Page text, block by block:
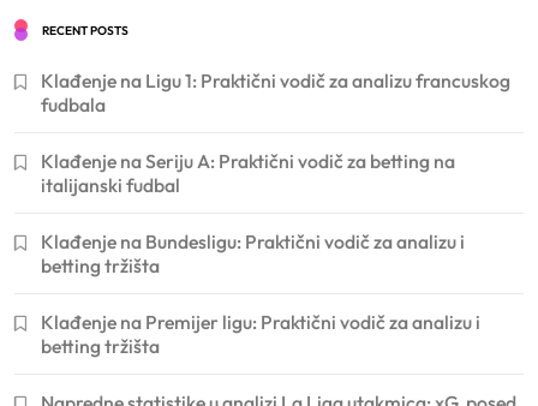
RECENT POSTS
Klađenje na Ligu 1: Praktični vodič za analizu francuskog
fudbala
Klađenje na Seriju A: Praktični vodič za betting na
italijanski fudbal
Klađenje na Bundesligu: Praktični vodič za analizu i
betting tržišta
Klađenje na Premijer ligu: Praktični vodič za analizu i
betting tržišta